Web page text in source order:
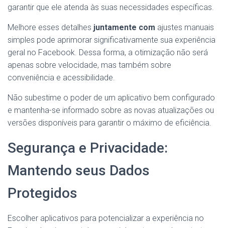
garantir que ele atenda às suas necessidades específicas.
Melhore esses detalhes juntamente com ajustes manuais
simples pode aprimorar significativamente sua experiência
geral no Facebook. Dessa forma, a otimização não será
apenas sobre velocidade, mas também sobre
conveniência e acessibilidade.
Não subestime o poder de um aplicativo bem configurado
e mantenha-se informado sobre as novas atualizações ou
versões disponíveis para garantir o máximo de eficiência.
Segurança e Privacidade:
Mantendo seus Dados
Protegidos
Escolher aplicativos para potencializar a experiência no